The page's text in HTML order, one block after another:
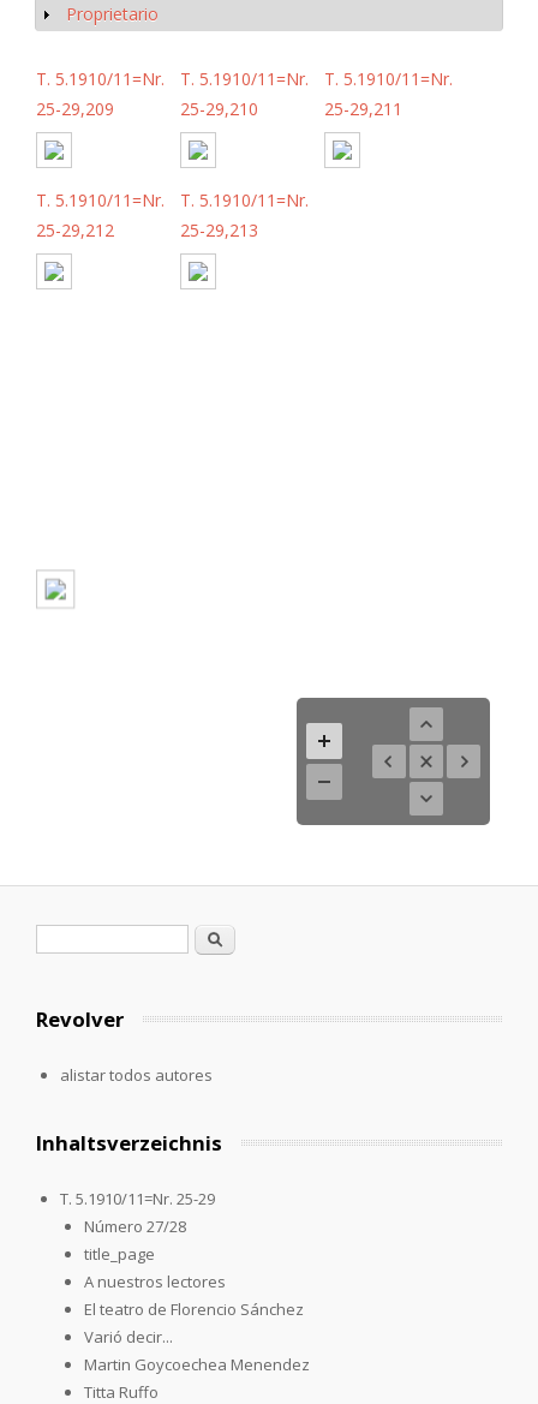
Mostrar
Proprietario
T. 5.1910/11=Nr.
25-29,209
T. 5.1910/11=Nr.
25-29,210
T. 5.1910/11=Nr.
25-29,211
T. 5.1910/11=Nr.
25-29,212
T. 5.1910/11=Nr.
25-29,213
Formulario de búsqueda
Buscar
Revolver
alistar todos autores
Inhaltsverzeichnis
T. 5.1910/11=Nr. 25-29
Número 27/28
title_page
A nuestros lectores
El teatro de Florencio Sánchez
Varió decir...
Martin Goycoechea Menendez
Titta Ruffo